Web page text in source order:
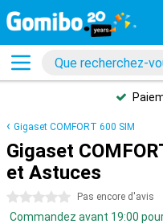
Gigaset COMFORT 600 SIM
Gigaset
et Astuces
0 étoiles Pas encore d'avis
Commandez avant 19:00